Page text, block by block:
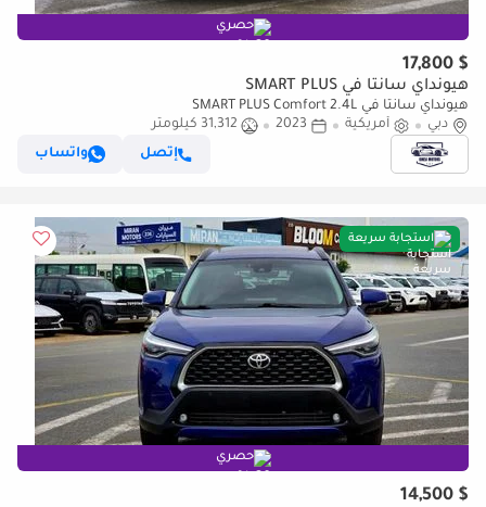
حصري
$ 17,800
هيونداي سانتا في SMART PLUS
هيونداي سانتا في SMART PLUS Comfort 2.4L
دبي
أمريكية 2023
31,312 كيلومتر
إتصل
واتساب
استجابة سريعة
حصري
$ 14,500